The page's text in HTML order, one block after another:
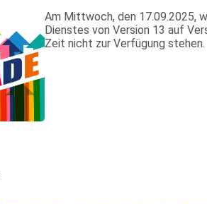
Am Mittwoch, den 17.09.2025,
Dienstes von Version 13 auf
Zeit nicht zur Verfügung stehen.